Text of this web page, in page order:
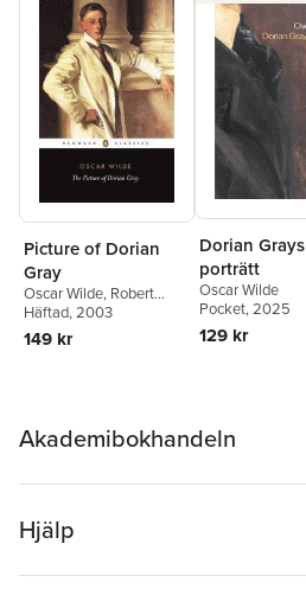
Picture of Dorian
Gray
Oscar Wilde, Robert
Mighall
Häftad, 2003
149 kr
Dorian Grays
porträtt
Oscar Wilde
Pocket, 2025
129 kr
Akademibokhandeln
Hjälp